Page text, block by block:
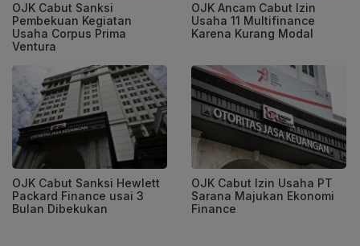
OJK Cabut Sanksi
Pembekuan Kegiatan
Usaha Corpus Prima
Ventura
OJK Ancam Cabut Izin
Usaha 11 Multifinance
Karena Kurang Modal
OJK Cabut Sanksi Hewlett
Packard Finance usai 3
Bulan Dibekukan
OJK Cabut Izin Usaha PT
Sarana Majukan Ekonomi
Finance